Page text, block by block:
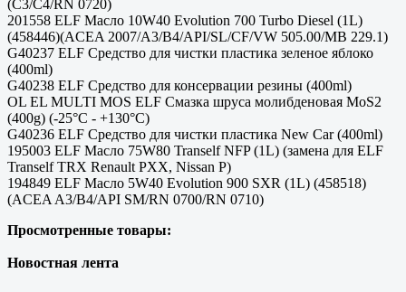
(C3/C4/RN 0720)
201558 ELF Масло 10W40 Evolution 700 Turbo Diesel (1L)
(458446)(ACEA 2007/A3/B4/API/SL/CF/VW 505.00/MB 229.1)
G40237 ELF Средство для чистки пластика зеленое яблоко
(400ml)
G40238 ELF Средство для консервации резины (400ml)
OL EL MULTI MOS ELF Смазка шруса молибденовая MoS2
(400g) (-25°С - +130°C)
G40236 ELF Средство для чистки пластика New Car (400ml)
195003 ELF Масло 75W80 Tranself NFP (1L) (замена для ELF
Tranself TRX Renault PXX, Nissan P)
194849 ELF Масло 5W40 Evolution 900 SXR (1L) (458518)
(ACEA A3/B4/API SM/RN 0700/RN 0710)
Просмотренные товары:
Новостная лента